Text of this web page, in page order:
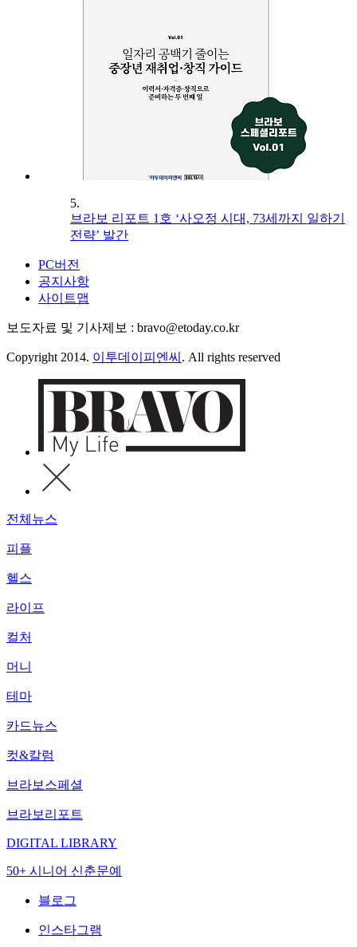
5.
브라보 리포트 1호 ‘사오정 시대, 73세까지 일하기
전략’ 발간
PC버전
공지사항
사이트맵
보도자료 및 기사제보 : bravo@etoday.co.kr
Copyright 2014. 이투데이피엔씨 . All rights reserved
전체뉴스
피플
헬스
라이프
컬처
머니
테마
카드뉴스
컷&칼럼
브라보스페셜
브라보리포트
DIGITAL LIBRARY
50+ 시니어 신춘문예
블로그
인스타그램